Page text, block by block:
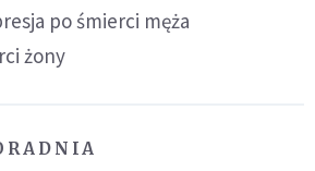
po śmierci męża
żony